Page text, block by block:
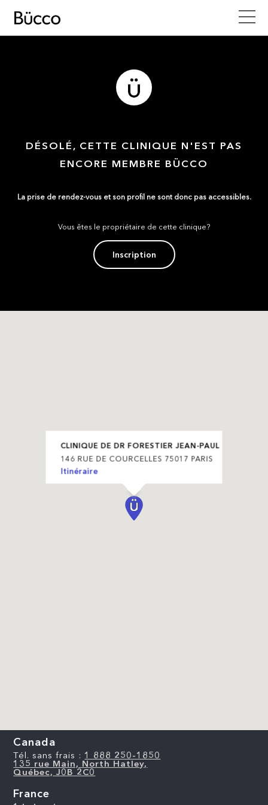
DÉSOLÉ, CETTE CLINIQUE N'EST PAS
ENCORE MEMBRE BÜCCO
La prise de rendez-vous et son profil ne sont donc pas accessibles.
Vous êtes le propriétaire de cette clinique?
Inscription
CLINIQUE DE DR FORESTIER JEAN-PAUL
146 RUE DE COURCELLES 75017 PARIS
Itinéraire
Canada
Tél. sans frais : 1 888 250-1850
135 rue Main, North Hatley,
Québec, J0B 2C0
France